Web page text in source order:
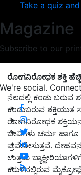
Take a quiz
Magazine
Subscribe to our
We're social.
ರೋಗನಿರೋಧಕ ಶಕ್ತಿ
ನೆಲದಲ್ಲಿ ಕಂಡು ಬರುವ
ಕಂಡುಬರುವ ಶಕ್ತಿಯುತ
ರೋಗನಿರೋಧಕ
ಜೀವಿಗಳು ಚರ್ಮ ಹಾಗೂ
ಪ್ರವೇಶೀಸುತ್ತವೆ.
ಉತ್ತಮ
ಕರುಳಿನಲ್ಲಿರುವ